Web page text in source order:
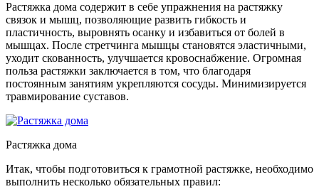
Растяжка дома содержит в себе упражнения на растяжку
связок и мышц, позволяющие развить гибкость и
пластичность, выровнять осанку и избавиться от болей в
мышцах. После стретчинга мышцы становятся эластичными,
уходит скованность, улучшается кровоснабжение. Огромная
польза растяжки заключается в том, что благодаря
постоянным занятиям укрепляются сосуды. Минимизируется
травмирование суставов.
Растяжка дома
Итак, чтобы подготовиться к грамотной растяжке, необходимо
выполнить несколько обязательных правил: